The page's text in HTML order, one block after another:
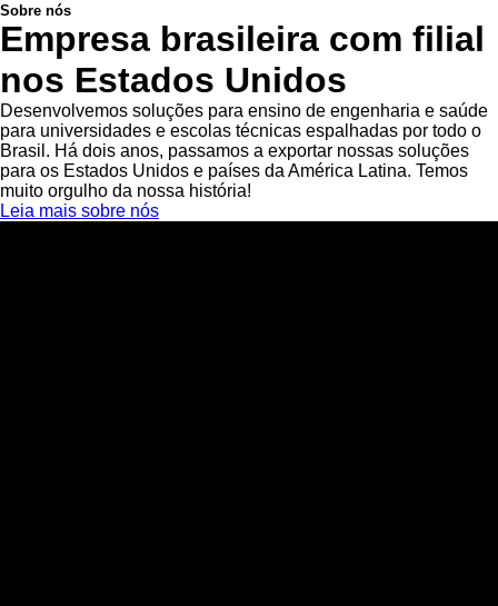
Sobre nós
Empresa brasileira com filial
nos Estados Unidos
Desenvolvemos soluções para ensino de engenharia e saúde
para universidades e escolas técnicas espalhadas por todo o
Brasil. Há dois anos, passamos a exportar nossas soluções
para os Estados Unidos e países da América Latina. Temos
muito orgulho da nossa história!
Leia mais sobre nós